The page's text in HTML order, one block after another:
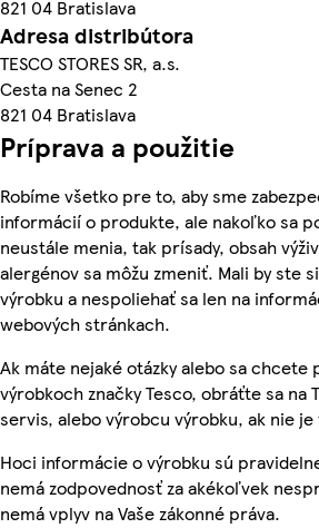
821 04 Bratislava
Adresa distribútora
TESCO STORES SR, a.s.
Cesta na Senec 2
821 04 Bratislava
Príprava a použitie
Robíme všetko pre to, aby sme
informácií o produkte, ale nakoľko sa
neustále menia, tak prísady, obsah
alergénov sa môžu zmeniť. Mali by ste
výrobku a nespoliehať sa len na
webových stránkach.
Ak máte nejaké otázky alebo sa
výrobkoch značky Tesco, obráťte sa na
servis, alebo výrobcu výrobku, ak nie je
Hoci informácie o výrobku sú
nemá zodpovednosť za akékoľvek
nemá vplyv na Vaše zákonné práva.